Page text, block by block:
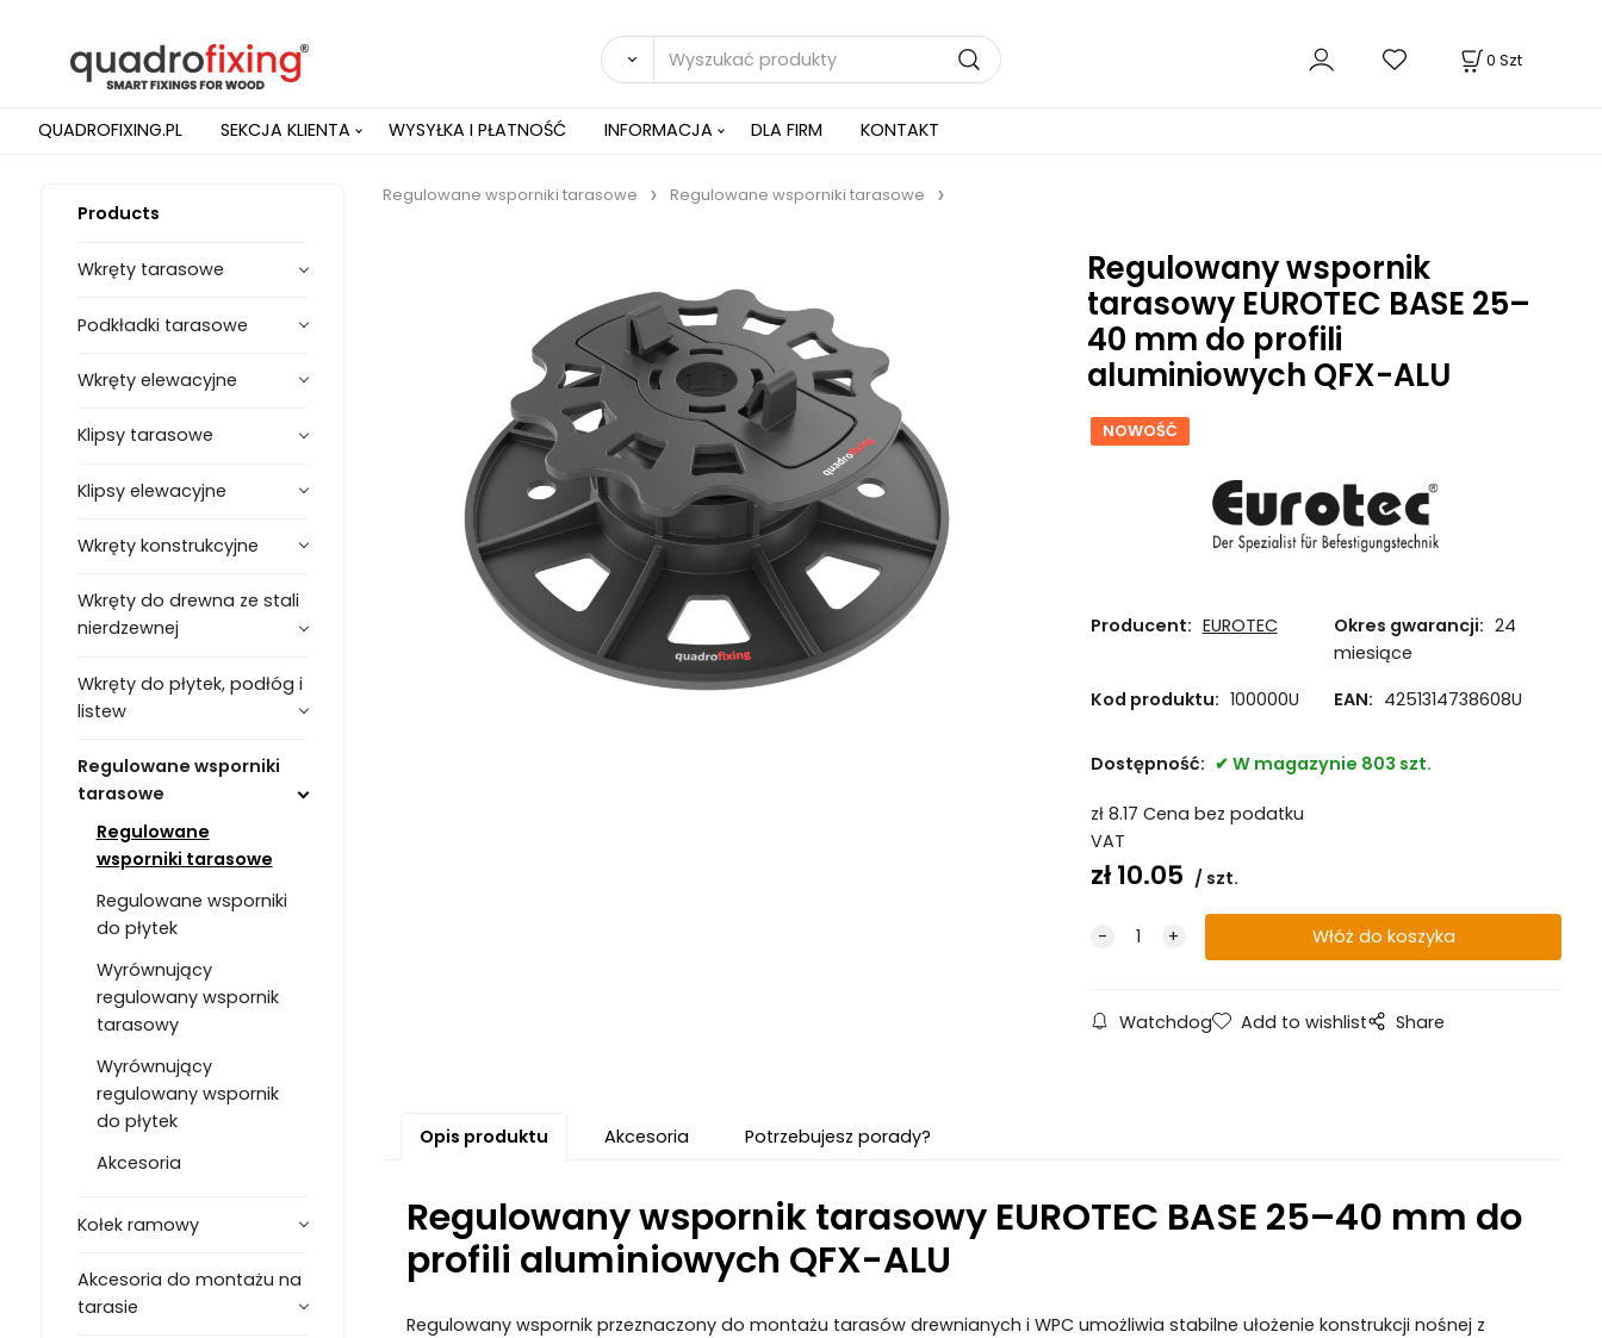
0 Szt
QUADROFIXING.PL SEKCJA KLIENTA WYSYŁKA I PŁATNOŚĆ INFORMACJA DLA FIRM KONTAKT
Products
Wkręty tarasowe
Podkładki tarasowe
Wkręty elewacyjne
Klipsy tarasowe
Klipsy elewacyjne
Wkręty konstrukcyjne
Wkręty do drewna ze stali
nierdzewnej
Wkręty do płytek, podłóg i
listew
Regulowane wsporniki
tarasowe
Regulowane
wsporniki tarasowe
Regulowane wsporniki
do płytek
Wyrównujący
regulowany wspornik
tarasowy
Wyrównujący
regulowany wspornik
do płytek
Akcesoria
Kołek ramowy
Akcesoria do montażu na
tarasie
Regulowane wsporniki tarasowe Regulowane wsporniki tarasowe
Regulowany wspornik
tarasowy EUROTEC BASE 25–
40 mm do profili
aluminiowych QFX-ALU
NOWOŚĆ
Producent: EUROTEC Okres gwarancji: 24
miesiące
Kod produktu: 100000U EAN: 4251314738608U
Dostępność: W magazynie 803 szt.
zł 8.17 Cena bez podatku
VAT
zł10.05 szt.
Watchdog Add to wishlist Share
Opis produktu Akcesoria Potrzebujesz porady?
Regulowany wspornik tarasowy EUROTEC BASE 25–40 mm do
profili aluminiowych QFX-ALU
Regulowany wspornik przeznaczony do montażu tarasów drewnianych i WPC umożliwia stabilne ułożenie konstrukcji nośnej z